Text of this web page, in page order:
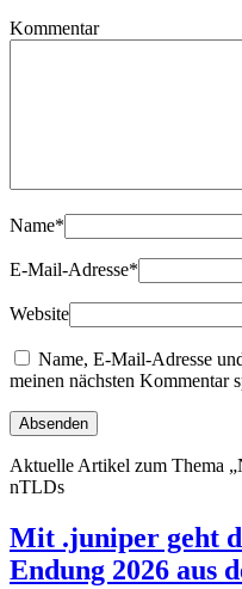
Kommentar
Name*
E-Mail-Adresse*
Website
Name, E-Mail-Adresse
meinen nächsten Kommentar
Aktuelle Artikel zum Thema
nTLDs
Mit .juniper geht
Endung 2026 aus